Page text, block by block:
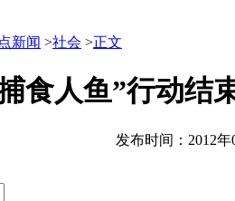
新闻 >社会 >正文
食人鱼”行动结
发布时间：2012年